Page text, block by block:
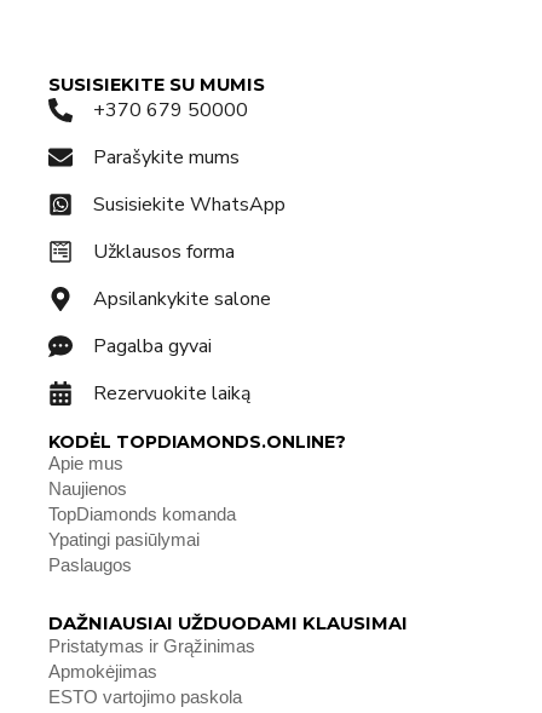
SUSISIEKITE SU MUMIS
+370 679 50000
Parašykite mums
Susisiekite WhatsApp
Užklausos forma
Apsilankykite salone
Pagalba gyvai
Rezervuokite laiką
KODĖL TOPDIAMONDS.ONLINE?
Apie mus
Naujienos
TopDiamonds komanda
Ypatingi pasiūlymai
Paslaugos
DAŽNIAUSIAI UŽDUODAMI KLAUSIMAI
Pristatymas ir Grąžinimas
Apmokėjimas
ESTO vartojimo paskola